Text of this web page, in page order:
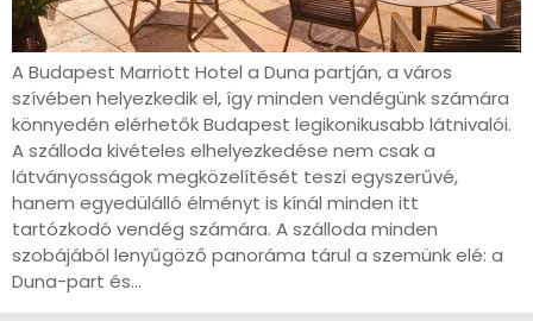
A Budapest Marriott Hotel a Duna partján, a város
szívében helyezkedik el, így minden vendégünk számára
könnyedén elérhetők Budapest legikonikusabb látnivalói.
A szálloda kivételes elhelyezkedése nem csak a
látványosságok megközelítését teszi egyszerűvé,
hanem egyedülálló élményt is kínál minden itt
tartózkodó vendég számára. A szálloda minden
szobájából lenyűgöző panoráma tárul a szemünk elé: a
Duna-part és…